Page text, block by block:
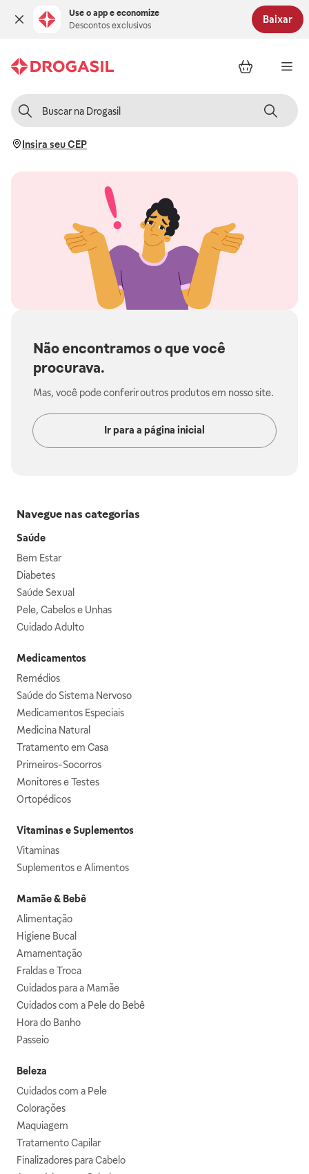
Use o app e economize
Descontos exclusivos
Baixar
Insira seu CEP
Não encontramos o que você
procurava.
Mas, você pode conferir outros produtos em nosso site.
Ir para a página inicial
Navegue nas categorias
Saúde
Bem Estar
Diabetes
Saúde Sexual
Pele, Cabelos e Unhas
Cuidado Adulto
Medicamentos
Remédios
Saúde do Sistema Nervoso
Medicamentos Especiais
Medicina Natural
Tratamento em Casa
Primeiros-Socorros
Monitores e Testes
Ortopédicos
Vitaminas e Suplementos
Vitaminas
Suplementos e Alimentos
Mamãe & Bebê
Alimentação
Higiene Bucal
Amamentação
Fraldas e Troca
Cuidados para a Mamãe
Cuidados com a Pele do Bebê
Hora do Banho
Passeio
Beleza
Cuidados com a Pele
Colorações
Maquiagem
Tratamento Capilar
Finalizadores para Cabelo